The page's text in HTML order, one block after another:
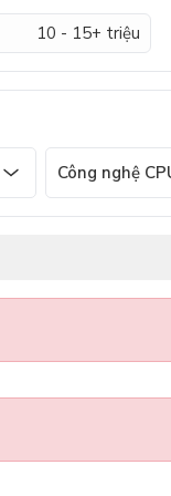
10 - 15+ triệu
Công nghệ